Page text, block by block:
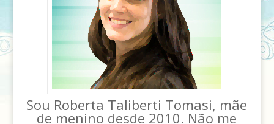
Sou Roberta Taliberti Tomasi, mãe
de menino desde 2010. Não me